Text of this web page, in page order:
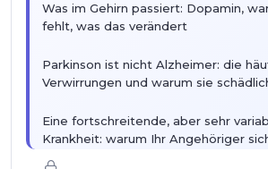
Was im Gehirn passiert: Dopamin,
fehlt, was das verändert
Parkinson ist nicht Alzheimer: die
Verwirrungen und warum sie
Eine fortschreitende, aber sehr
Krankheit: warum Ihr Angehöriger